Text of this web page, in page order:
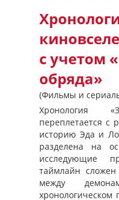
с учетом
обряда»
(Фильмы и
Хронология
переплетается с
историю Эда и
разделена на
исследующие
таймлайн
между
хронологическом